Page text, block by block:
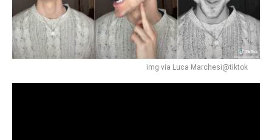
img via Luca Marchesi@tiktok